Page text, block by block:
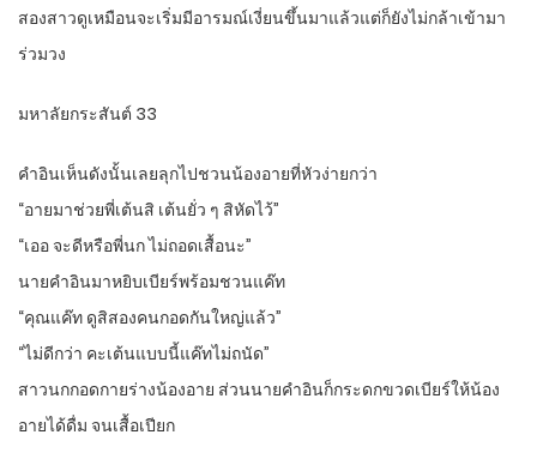
สองสาวดูเหมือนจะเริ่มมีอารมณ์เงี่ยนขึ้นมาแล้วแต่ก็ยังไม่กล้าเข้ามา
ร่วมวง
มหาลัยกระสันต์ 33
คำอินเห็นดังนั้นเลยลุกไปชวนน้องอายที่หัวง่ายกว่า
“อายมาช่วยพี่เต้นสิ เต้นยั่ว ๆ สิหัดไว้”
“เออ จะดีหรือพี่นก ไม่ถอดเสื้อนะ”
นายคำอินมาหยิบเบียร์พร้อมชวนแค๊ท
“คุณแค๊ท ดูสิสองคนกอดกันใหญ่แล้ว”
“ไม่ดีกว่า คะเต้นแบบนี้แค๊ทไม่ถนัด”
สาวนกกอดกายร่างน้องอาย ส่วนนายคำอินก็กระดกขวดเบียร์ให้น้อง
อายได้ดื่ม จนเสื้อเปียก